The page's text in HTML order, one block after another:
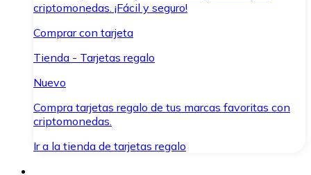
criptomonedas. ¡Fácil y seguro!
Comprar con tarjeta
Tienda - Tarjetas regalo
Nuevo
Compra tarjetas regalo de tus marcas favoritas con
criptomonedas.
Ir a la tienda de tarjetas regalo